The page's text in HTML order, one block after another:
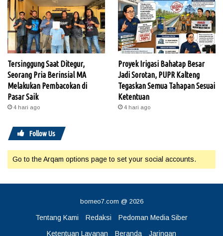
Tersinggung Saat Ditegur,
Seorang Pria Berinsial MA
Melakukan Pembacokan di
Pasar Saik
4 hari ago
Proyek Irigasi Bahatap Besar
Jadi Sorotan, PUPR Kalteng
Tegaskan Semua Tahapan Sesuai
Ketentuan
4 hari ago
Follow Us
Go to the Arqam options page to set your social accounts.
borneo7.com @ 2026
Tentang Kami Redaksi
Pedoman Media Siber
Ketentuan Layanan
Beranda Jaringan